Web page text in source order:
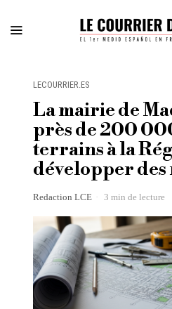
LECOURRIER.ES
La mairie de
près de 200
terrains à la
développer des
Redaction LCE 3 min de lecture